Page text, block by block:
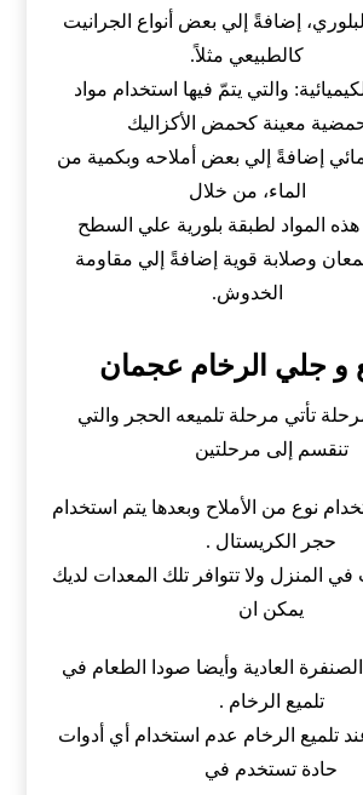
إضافةً إلي بعض أنواع الجرانيت
كالطبيعي مثلاً.
والتي يتمّ فيها استخدام مواد
معينة كحمض الأكزاليك
إضافةً إلي بعض أملاحه وبكمية من
الماء، من خلال
المواد لطبقة بلورية علي السطح
وصلابة قوية إضافةً إلي مقاومة
الخدوش.
و جلي الرخام عجمان
تأتي مرحلة تلميعه الحجر والتي
تنقسم إلى مرحلتين
نوع من الأملاح وبعدها يتم استخدام
حجر الكريستال .
في المنزل ولا تتوافر تلك المعدات لديك
يمكن ان
العادية وأيضا صودا الطعام في
تلميع الرخام .
تلميع الرخام عدم استخدام أي أدوات
حادة تستخدم في